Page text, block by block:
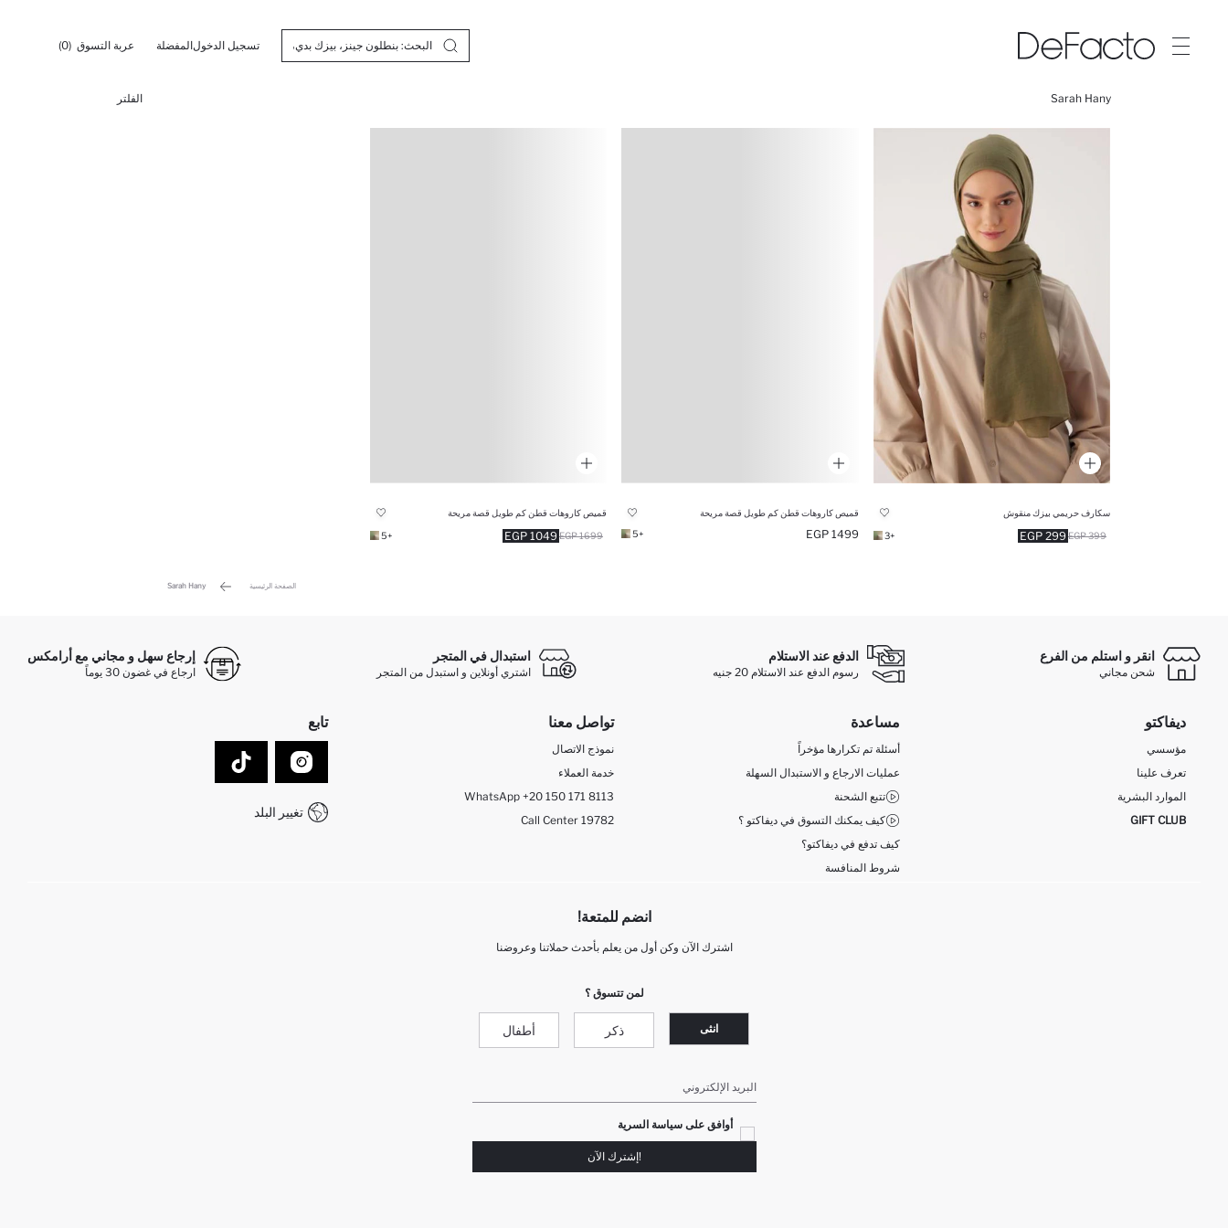
تسجيل الدخولالمفضلة عربة التسوق (0)
Sarah Hany الفلتر
سكارف حريمي بيزك منقوش
299 EGP 399 EGP
+3
قميص كاروهات قطن كم طويل قصة مريحة
1499 EGP
+5
قميص كاروهات قطن كم طويل قصة مريحة
1049 EGP 1699 EGP
+5
الصفحة الرئيسية Sarah Hany
انقر و استلم من الفرع
شحن مجاني
الدفع عند الاستلام
رسوم الدفع عند الاستلام 20 جنيه
استبدال في المتجر
اشتري أونلاين و استبدل من المتجر
إرجاع سهل و مجاني مع أرامكس
ارجاع في غضون 30 يوماً
ديفاكتو
مؤسسي
تعرف علينا
الموارد البشرية
GIFT CLUB
مساعدة
أسئلة تم تكرارها مؤخراً
عمليات الارجاع و الاستبدال السهلة
تتبع الشحنة
كيف يمكنك التسوق في ديفاكتو ؟
كيف تدفع في ديفاكتو؟
شروط المنافسة
تواصل معنا
نموذج الاتصال
خدمة العملاء
WhatsApp +20 150 171 8113
Call Center 19782
تابع
تغيير البلد
انضم للمتعة!
اشترك الآن وكن أول من يعلم بأحدث حملاتنا وعروضنا
لمن تتسوق ؟
انثى ذكر أطفال
البريد الإلكتروني
أوافق على سياسة السرية
!إشترك الآن